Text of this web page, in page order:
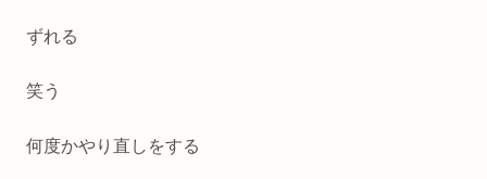
ずれる
笑う
何度かやり直しをする